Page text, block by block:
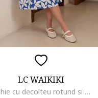
LC WAIKIKI
Rochie cu decolteu rotund si model floral, Alb/Albastru